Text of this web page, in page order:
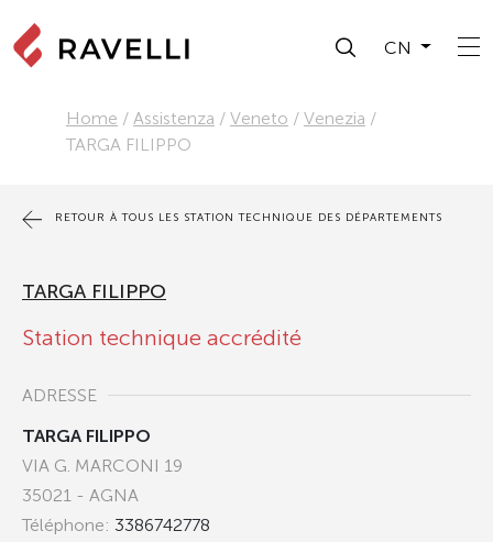
CN
Home / Assistenza / Veneto / Venezia /
TARGA FILIPPO
RETOUR À TOUS LES STATION TECHNIQUE DES DÉPARTEMENTS
TARGA FILIPPO
Station technique accrédité
ADRESSE
TARGA FILIPPO
VIA G. MARCONI 19
35021 - AGNA
Téléphone: 3386742778